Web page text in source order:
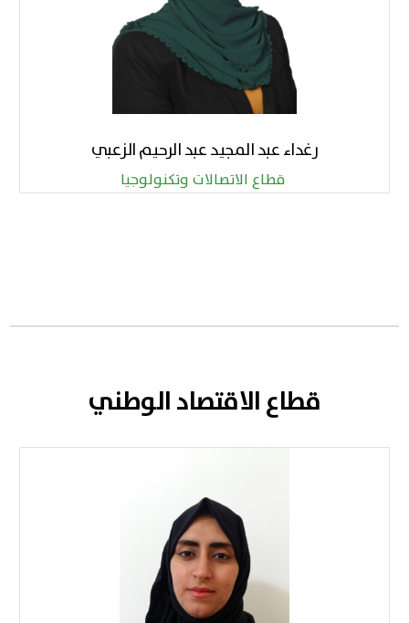
رغداء عبد المجيد عبد الرحيم الزعبي
قطاع الاقتصاد الوطني